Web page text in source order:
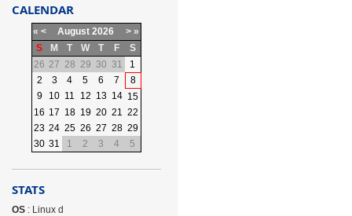
CALENDAR
« < August 2026 > »
S
M T W T F
S
26 27 28 29 30 31
1
2
3 4 5 6 7
8
9
10 11 12 13 14 15
16 17 18 19 20 21 22
23 24 25 26 27 28 29
30 31 1 2 3 4 5
STATS
OS: Linux d